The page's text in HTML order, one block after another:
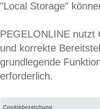
"Local Storage"
PEGELONLINE nutzt
und korrekte
grundlegende
erforderlich.
Cookiebezeichung